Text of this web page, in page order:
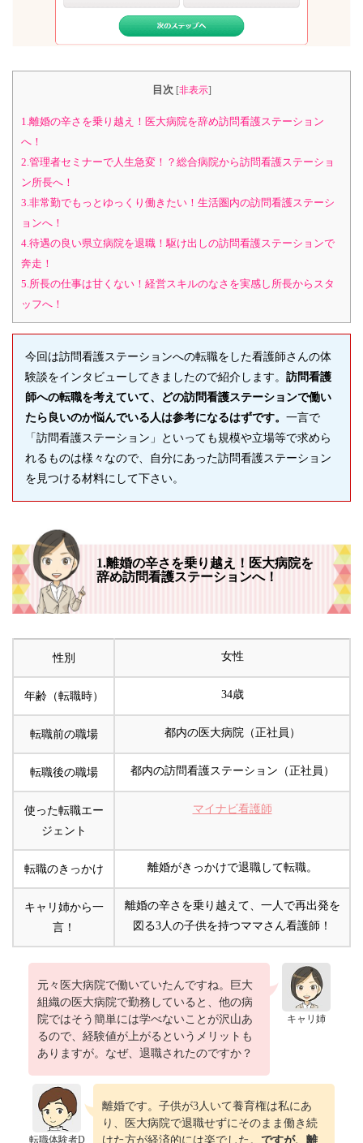
目次 [非表示]
1.離婚の辛さを乗り越え！医大病院を辞め訪問看護ステーション
へ！
2.管理者セミナーで人生急変！？総合病院から訪問看護ステーショ
ン所長へ！
3.非常勤でもっとゆっくり働きたい！生活圏内の訪問看護ステーシ
ョンへ！
4.待遇の良い県立病院を退職！駆け出しの訪問看護ステーションで
奔走！
5.所長の仕事は甘くない！経営スキルのなさを実感し所長からスタ
ッフへ！
今回は訪問看護ステーションへの転職をした看護師さんの体
験談をインタビューしてきましたので紹介します。 訪問看護
師への転職を考えていて、どの訪問看護ステーションで働い
たら良いのか悩んでいる人は参考になるはずです。 一言で
「訪問看護ステーション」といっても規模や立場等で求めら
れるものは様々なので、自分にあった訪問看護ステーション
を見つける材料にして下さい。
1.離婚の辛さを乗り越え！医大病院を
辞め訪問看護ステーションへ！
性別 女性
年齢（転職時） 34歳
転職前の職場 都内の医大病院（正社員）
転職後の職場 都内の訪問看護ステーション（正社員）
使った転職エー
ジェント
マイナビ看護師
転職のきっかけ 離婚がきっかけで退職して転職。
キャリ姉から一
言！
離婚の辛さを乗り越えて、一人で再出発を
図る3人の子供を持つママさん看護師！
キャリ姉
元々医大病院で働いていたんですね。巨大
組織の医大病院で勤務していると、他の病
院ではそう簡単には学べないことが沢山あ
るので、経験値が上がるというメリットも
ありますが。なぜ、退職されたのですか？
転職体験者D
離婚です。子供が3人いて養育権は私にあ
り、医大病院で退職せずにそのまま働き続
けた方が経済的には楽でした。 ですが、離